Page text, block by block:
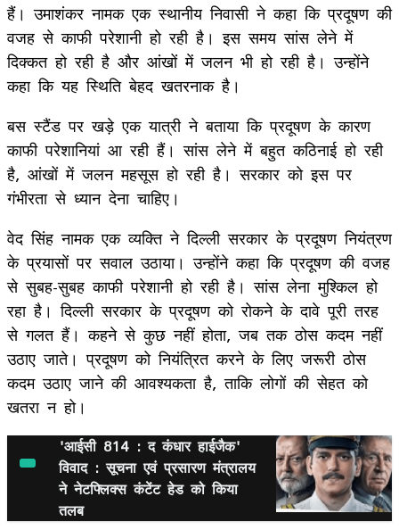
हैं। उमाशंकर नामक एक स्थानीय निवासी ने कहा कि प्रदूषण की
वजह से काफी परेशानी हो रही है। इस समय सांस लेने में
दिक्कत हो रही है और आंखों में जलन भी हो रही है। उन्होंने
कहा कि यह स्थिति बेहद खतरनाक है।
बस स्टैंड पर खड़े एक यात्री ने बताया कि प्रदूषण के कारण
काफी परेशानियां आ रही हैं। सांस लेने में बहुत कठिनाई हो रही
है, आंखों में जलन महसूस हो रही है। सरकार को इस पर
गंभीरता से ध्यान देना चाहिए।
वेद सिंह नामक एक व्यक्ति ने दिल्ली सरकार के प्रदूषण नियंत्रण
के प्रयासों पर सवाल उठाया। उन्होंने कहा कि प्रदूषण की वजह
से सुबह-सुबह काफी परेशानी हो रही है। सांस लेना मुश्किल हो
रहा है। दिल्ली सरकार के प्रदूषण को रोकने के दावे पूरी तरह
से गलत हैं। कहने से कुछ नहीं होता, जब तक ठोस कदम नहीं
उठाए जाते। प्रदूषण को नियंत्रित करने के लिए जरूरी ठोस
कदम उठाए जाने की आवश्यकता है, ताकि लोगों की सेहत को
खतरा न हो।
'आईसी 814 : द कंधार हाईजैक'
विवाद : सूचना एवं प्रसारण मंत्रालय
ने नेटफ्लिक्स कंटेंट हेड को किया
तलब